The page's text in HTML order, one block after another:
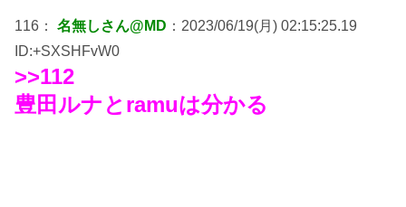
116： 名無しさん@MD ：2023/06/19(月) 02:15:25.19
ID:+SXSHFvW0
>>112
豊田ルナとramuは分かる